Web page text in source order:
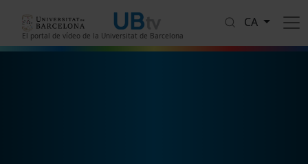
El portal de vídeo de la Universitat de Barcelona
CA